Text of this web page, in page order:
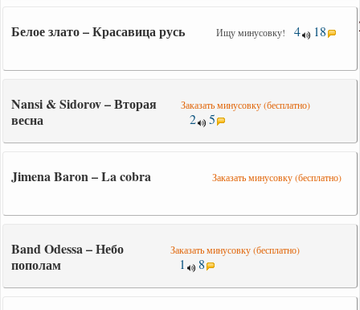
Белое злато – Красавица русь Ищу минусовку! 4 18
Nansi & Sidorov – Вторая
весна
Заказать минусовку (бесплатно)
2 5
Jimena Baron – La cobra Заказать минусовку (бесплатно)
Band Odessa – Небо
пополам
Заказать минусовку (бесплатно)
1 8